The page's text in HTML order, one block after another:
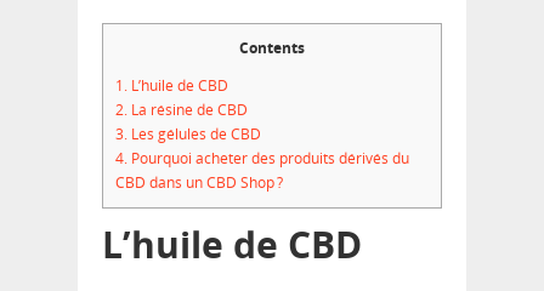
Contents
1. L’huile de CBD
2. La résine de CBD
3. Les gélules de CBD
4. Pourquoi acheter des produits dérivés du
CBD dans un CBD Shop ?
L’huile de CBD